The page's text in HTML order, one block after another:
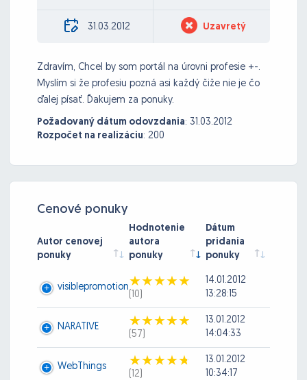
31.03.2012 Uzavretý
Zdravím, Chcel by som portál na úrovni profesie +-.
Myslím si že profesiu pozná asi každý čiže nie je čo
ďalej písať. Ďakujem za ponuky.
Požadovaný dátum odovzdania: 31.03.2012
Rozpočet na realizáciu: 200
Cenové ponuky
Autor cenovej
ponuky
Hodnotenie
autora
ponuky
Dátum
pridania
ponuky
visiblepromotion
(10)
14.01.2012
13:28:15
NARATIVE
(57)
13.01.2012
14:04:33
WebThings
(12)
13.01.2012
10:34:17